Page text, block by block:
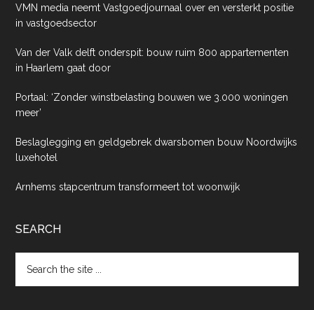
VMN media neemt Vastgoedjournaal over en versterkt positie
in vastgoedsector
Van der Valk delft onderspit: bouw ruim 800 appartementen
in Haarlem gaat door
Portaal: ‘Zonder winstbelasting bouwen we 3.000 woningen
meer’
Beslaglegging en geldgebrek dwarsbomen bouw Noordwijks
luxehotel
Arnhems stapcentrum transformeert tot woonwijk
SEARCH
the